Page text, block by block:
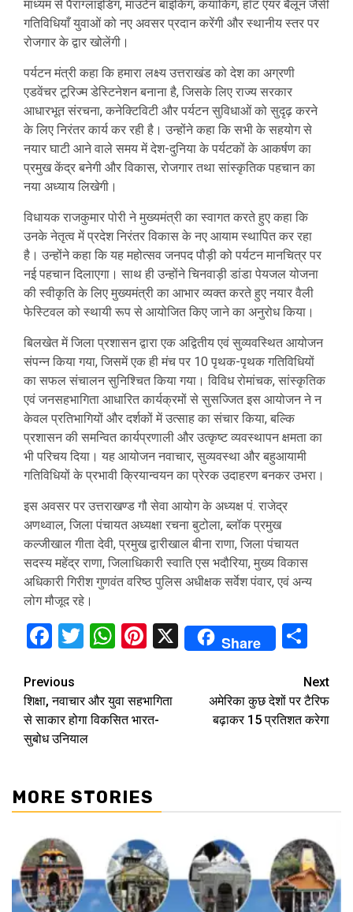
माध्यम से पैराग्लाइडिंग, माउंटेन बाइकिंग, कयाकिंग, हॉट एयर बैलून जैसी
गतिविधियाँ युवाओं को नए अवसर प्रदान करेंगी और स्थानीय स्तर पर
रोजगार के द्वार खोलेंगी।
पर्यटन मंत्री कहा कि हमारा लक्ष्य उत्तराखंड को देश का अग्रणी
एडवेंचर टूरिज्म डेस्टिनेशन बनाना है, जिसके लिए राज्य सरकार
आधारभूत संरचना, कनेक्टिविटी और पर्यटन सुविधाओं को सुदृढ़ करने
के लिए निरंतर कार्य कर रही है। उन्होंने कहा कि सभी के सहयोग से
नयार घाटी आने वाले समय में देश-दुनिया के पर्यटकों के आकर्षण का
प्रमुख केंद्र बनेगी और विकास, रोजगार तथा सांस्कृतिक पहचान का
नया अध्याय लिखेगी।
विधायक राजकुमार पोरी ने मुख्यमंत्री का स्वागत करते हुए कहा कि
उनके नेतृत्व में प्रदेश निरंतर विकास के नए आयाम स्थापित कर रहा
है। उन्होंने कहा कि यह महोत्सव जनपद पौड़ी को पर्यटन मानचित्र पर
नई पहचान दिलाएगा। साथ ही उन्होंने चिनवाड़ी डांडा पेयजल योजना
की स्वीकृति के लिए मुख्यमंत्री का आभार व्यक्त करते हुए नयार वैली
फेस्टिवल को स्थायी रूप से आयोजित किए जाने का अनुरोध किया।
बिलखेत में जिला प्रशासन द्वारा एक अद्वितीय एवं सुव्यवस्थित आयोजन
संपन्न किया गया, जिसमें एक ही मंच पर 10 पृथक-पृथक गतिविधियों
का सफल संचालन सुनिश्चित किया गया। विविध रोमांचक, सांस्कृतिक
एवं जनसहभागिता आधारित कार्यक्रमों से सुसज्जित इस आयोजन ने न
केवल प्रतिभागियों और दर्शकों में उत्साह का संचार किया, बल्कि
प्रशासन की समन्वित कार्यप्रणाली और उत्कृष्ट व्यवस्थापन क्षमता का
भी परिचय दिया। यह आयोजन नवाचार, सुव्यवस्था और बहुआयामी
गतिविधियों के प्रभावी क्रियान्वयन का प्रेरक उदाहरण बनकर उभरा।
इस अवसर पर उत्तराखण्ड गौ सेवा आयोग के अध्यक्ष पं. राजेद्र
अणथ्वाल, जिला पंचायत अध्यक्षा रचना बुटोला, ब्लॉक प्रमुख
कल्जीखाल गीता देवी, प्रमुख द्वारीखाल बीना राणा, जिला पंचायत
सदस्य महेंद्र राणा, जिलाधिकारी स्वाति एस भदौरिया, मुख्य विकास
अधिकारी गिरीश गुणवंत वरिष्ठ पुलिस अधीक्षक सर्वेश पंवार, एवं अन्य
लोग मौजूद रहे।
Facebook
Twitter
WhatsApp
Pinterest
X Share
Continue
Reading
Previous
शिक्षा, नवाचार और युवा सहभागिता
से साकार होगा विकसित भारत-
सुबोध उनियाल
Next
अमेरिका कुछ देशों पर टैरिफ
बढ़ाकर 15 प्रतिशत करेगा
MORE STORIES